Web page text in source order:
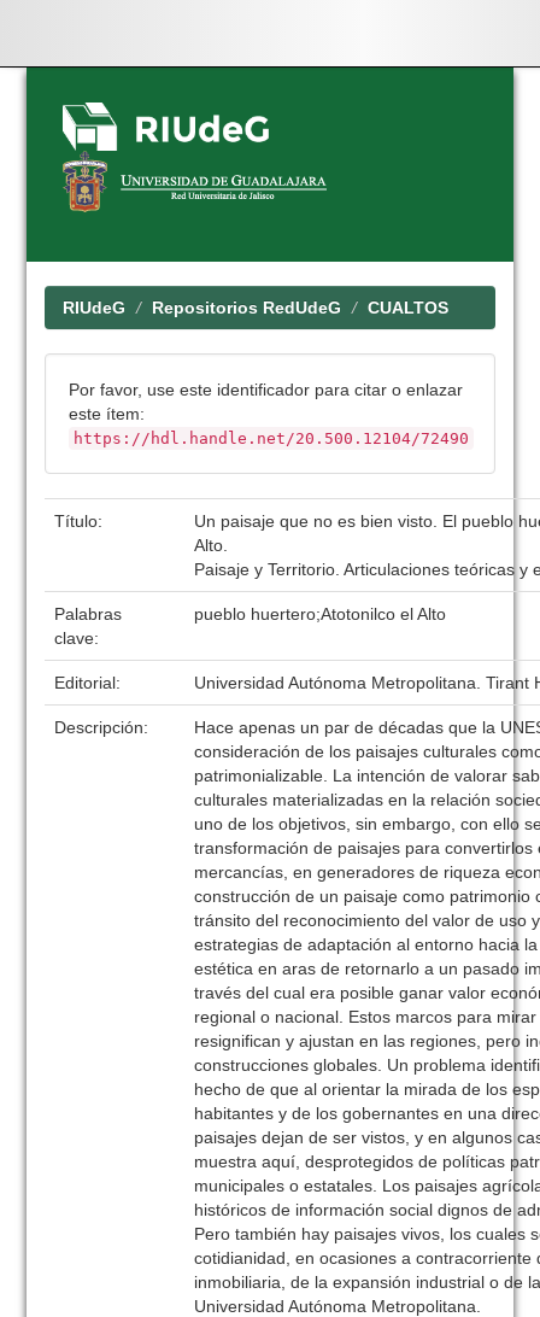
Skip
navigation
RIUdeG Repositorios RedUdeG CUALTOS
Por favor, use este identificador para citar o enlazar
este ítem:
https://hdl.handle.net/20.500.12104/72490
Título:
Un paisaje que no es bien visto. El pueblo
Alto.
Paisaje y Territorio. Articulaciones teóricas y
Palabras
clave:
pueblo huertero;Atotonilco el Alto
Editorial: Universidad Autónoma Metropolitana. Tirant
Descripción:
Hace apenas un par de décadas que la
consideración de los paisajes culturales
patrimonializable. La intención de valorar
culturales materializadas en la relación
uno de los objetivos, sin embargo, con ello
transformación de paisajes para convertirlos
mercancías, en generadores de riqueza
construcción de un paisaje como patrimonio
tránsito del reconocimiento del valor de uso
estrategias de adaptación al entorno hacia
estética en aras de retornarlo a un pasado
través del cual era posible ganar valor
regional o nacional. Estos marcos para
resignifican y ajustan en las regiones, pero
construcciones globales. Un problema
hecho de que al orientar la mirada de los
habitantes y de los gobernantes en una
paisajes dejan de ser vistos, y en algunos
muestra aquí, desprotegidos de políticas
municipales o estatales. Los paisajes
históricos de información social dignos de
Pero también hay paisajes vivos, los cuales
cotidianidad, en ocasiones a contracorriente
inmobiliaria, de la expansión industrial o de
Universidad Autónoma Metropolitana.